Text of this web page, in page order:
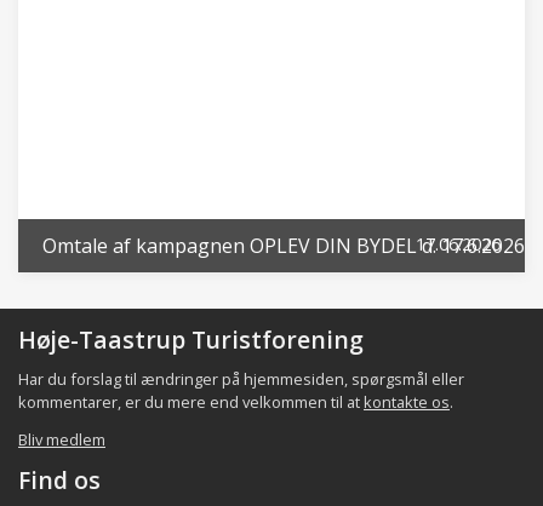
17.06.2026
Omtale af kampagnen OPLEV DIN BYDEL d. 17.6.2026
Høje-Taastrup Turistforening
Har du forslag til ændringer på hjemmesiden, spørgsmål eller
kommentarer, er du mere end velkommen til at kontakte os.
Bliv medlem
Find os